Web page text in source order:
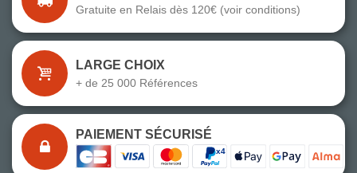
Gratuite en Relais dès 120€ (voir conditions)
LARGE CHOIX
+ de 25 000 Références
PAIEMENT SÉCURISÉ